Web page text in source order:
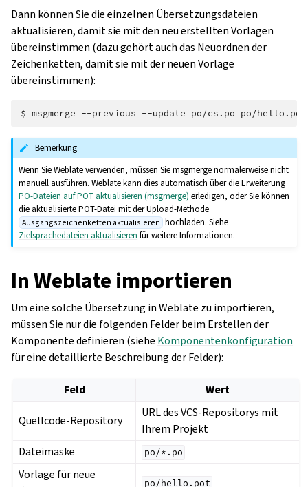
Dann können Sie die einzelnen Übersetzungsdateien
aktualisieren, damit sie mit den neu erstellten Vorlagen
übereinstimmen (dazu gehört auch das Neuordnen der
Zeichenketten, damit sie mit der neuen Vorlage
übereinstimmen):
$ msgmerge --previous --update po/cs.po
Bemerkung
Wenn Sie Weblate verwenden, müssen Sie msgmerge normalerweise nicht
manuell ausführen. Weblate kann dies automatisch über die Erweiterung
PO-Dateien auf POT aktualisieren (msgmerge) erledigen, oder Sie können
die aktualisierte POT-Datei mit der Upload-Methode
Ausgangszeichenketten aktualisieren hochladen. Siehe
Zielsprachedateien aktualisieren für weitere Informationen.
In Weblate importieren
Um eine solche Übersetzung in Weblate zu importieren,
müssen Sie nur die folgenden Felder beim Erstellen der
Komponente definieren (siehe Komponentenkonfiguration
für eine detaillierte Beschreibung der Felder):
Feld Wert
Quellcode-Repository
URL des VCS-Repositorys mit
Ihrem Projekt
Dateimaske
po/*.po
Vorlage für neue
po/hello.pot